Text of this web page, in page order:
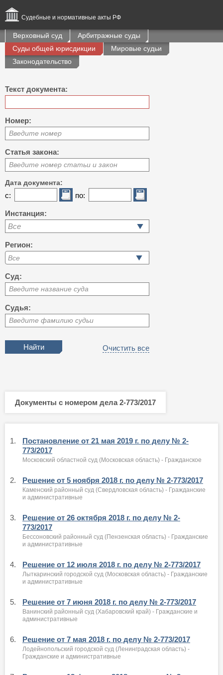
Судебные и нормативные акты РФ
Верховный суд
Арбитражные суды
Суды общей юрисдикции
Мировые судьи
Законодательство
Текст документа:
Номер:
Введите номер
Статья закона:
Введите номер статьи и закон
Дата документа:
с: по:
Инстанция:
Все
Регион:
Суд:
Введите название суда
Судья:
Введите фамилию судьи
Очистить все
Документы с номером дела 2-773/2017
1.
Постановление от 21 мая 2019 г. по делу № 2-
773/2017
Московский областной суд (Московская область) - Гражданское
2. Решение от 5 ноября 2018 г. по делу № 2-773/2017
Каменский районный суд (Свердловская область) - Гражданские
и административные
3.
Решение от 26 октября 2018 г. по делу № 2-
773/2017
Бессоновский районный суд (Пензенская область) - Гражданские
и административные
4. Решение от 12 июля 2018 г. по делу № 2-773/2017
Лыткаринский городской суд (Московская область) - Гражданские
и административные
5. Решение от 7 июня 2018 г. по делу № 2-773/2017
Ванинский районный суд (Хабаровский край) - Гражданские и
административные
6. Решение от 7 мая 2018 г. по делу № 2-773/2017
Лодейнопольский городской суд (Ленинградская область) -
Гражданские и административные